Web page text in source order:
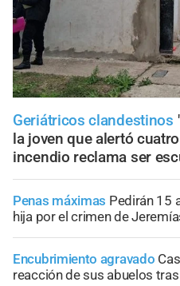
Geriátricos clandestinos
la joven que alertó
incendio reclama ser
Penas máximas Pedirán 15
hija por el crimen de
Encubrimiento agravado
reacción de sus abuelos